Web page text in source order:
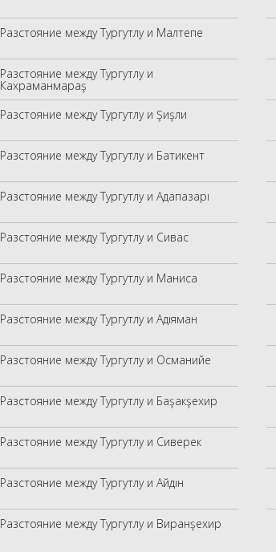
Разстояние между Тургутлу и Малтепе
Разстояние между Тургутлу и
Кахраманмараş
Разстояние между Тургутлу и Şиşли
Разстояние между Тургутлу и Батикент
Разстояние между Тургутлу и Адапазарı
Разстояние между Тургутлу и Сивас
Разстояние между Тургутлу и Маниса
Разстояние между Тургутлу и Адıяман
Разстояние между Тургутлу и Османийе
Разстояние между Тургутлу и Баşакşехир
Разстояние между Тургутлу и Сиверек
Разстояние между Тургутлу и Айдıн
Разстояние между Тургутлу и Виранşехир